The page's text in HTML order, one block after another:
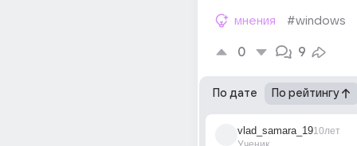
мнения #windows
0 9
По дате По рейтингу
vlad_samara_1910лет